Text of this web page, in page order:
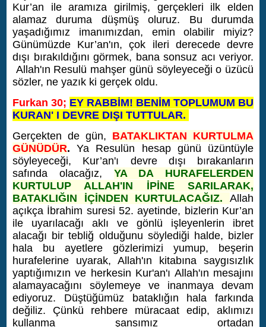
Kur’an ile aramıza girilmiş, gerçekleri ilk elden
alamaz duruma düşmüş oluruz. Bu durumda
yaşadığımız imanımızdan, emin olabilir miyiz?
Günümüzde Kur’an'ın, çok ileri derecede devre
dışı bırakıldığını görmek, bana sonsuz acı veriyor.
Allah'ın Resulü mahşer günü söyleyeceği o üzücü
sözler, ne yazık ki gerçek oldu.
Furkan 30; EY RABBİM! BENİM TOPLUMUM BU
KURAN' I DEVRE DIŞI TUTTULAR.
Gerçekten de gün, BATAKLIKTAN KURTULMA
GÜNÜDÜR. Ya Resulün hesap günü üzüntüyle
söyleyeceği, Kur’an'ı devre dışı bırakanların
safında olacağız, YA DA HURAFELERDEN
KURTULUP ALLAH'IN İPİNE SARILARAK,
BATAKLIĞIN İÇİNDEN KURTULACAĞIZ. Allah
açıkça İbrahim suresi 52. ayetinde, bizlerin Kur’an
ile uyarılacağı aklı ve gönlü işleyenlerin ibret
alacağı bir tebliğ olduğunu söylediği halde, bizler
hala bu ayetlere gözlerimizi yumup, beşerin
hurafelerine uyarak, Allah'ın kitabına saygısızlık
yaptığımızın ve herkesin Kur'an'ı Allah'ın mesajını
alamayacağını söylemeye ve inanmaya devam
ediyoruz. Düştüğümüz bataklığın hala farkında
değiliz. Çünkü rehbere müracaat edip, aklımızı
kullanma şansımız ortadan